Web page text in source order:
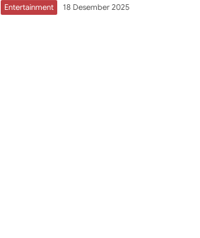
Entertainment 18 Desember 2025